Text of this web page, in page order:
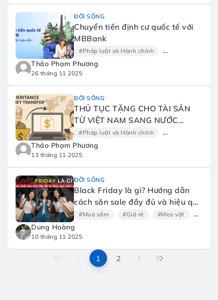
ĐỜI SỐNG
Chuyển tiền định cư quốc tế với
MBBank
#Pháp luật và Hành chính
Thảo Phạm Phương
26 tháng 11 2025
ĐỜI SỐNG
THỦ TỤC TẶNG CHO TÀI SẢN
TỪ VIỆT NAM SANG NƯỚC
NGOÀI
#Pháp luật và Hành chính
Thảo Phạm Phương
13 tháng 11 2025
ĐỜI SỐNG
Black Friday là gì? Hướng dẫn
cách săn sale đầy đủ và hiệu quả
nhất năm 2025!
#Mua sắm #Giá rẻ #Mẹo vặt #Thời
Dung Hoàng
10 tháng 11 2025
1 2